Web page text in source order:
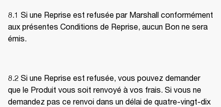
8.1 Si une Reprise est refusée par Marshall conformément
aux présentes Conditions de Reprise, aucun Bon ne sera
émis.
8.2 Si une Reprise est refusée, vous pouvez demander
que le Produit vous soit renvoyé à vos frais. Si vous ne
demandez pas ce renvoi dans un délai de quatre-vingt-dix